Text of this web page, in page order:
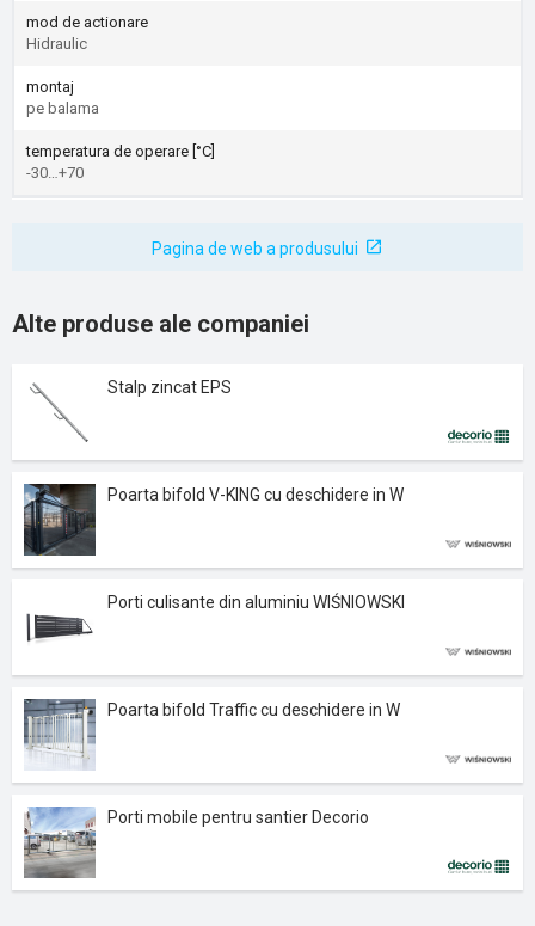
mod de actionare
Hidraulic
montaj
pe balama
temperatura de operare [°C]
-30…+70
Pagina de web a produsului
Alte produse ale companiei
Stalp zincat EPS
Poarta bifold V-KING cu deschidere in W
Porti culisante din aluminiu WIŚNIOWSKI
Poarta bifold Traffic cu deschidere in W
Porti mobile pentru santier Decorio